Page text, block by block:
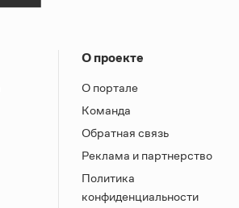
О проекте
О портале
Команда
Обратная связь
Реклама и партнерство
Политика
конфиденциальности